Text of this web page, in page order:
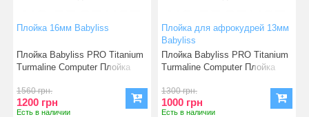
Плойка 16мм Babyliss
Плойка Babyliss PRO Titanium
Turmaline Computer Плойка
1560 грн.
1200 грн
Есть в наличии
Плойка для афрокудрей 13мм
Babyliss
Плойка Babyliss PRO Titanium
Turmaline Computer Плойка
1300 грн.
1000 грн
Есть в наличии